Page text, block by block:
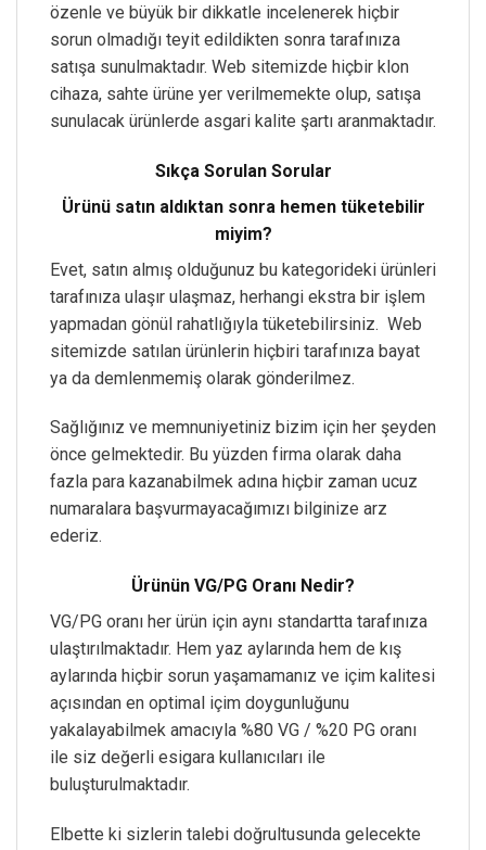
özenle ve büyük bir dikkatle incelenerek hiçbir
sorun olmadığı teyit edildikten sonra tarafınıza
satışa sunulmaktadır. Web sitemizde hiçbir klon
cihaza, sahte ürüne yer verilmemekte olup, satışa
sunulacak ürünlerde asgari kalite şartı aranmaktadır.
Sıkça Sorulan Sorular
Ürünü satın aldıktan sonra hemen tüketebilir
miyim?
Evet, satın almış olduğunuz bu kategorideki ürünleri
tarafınıza ulaşır ulaşmaz, herhangi ekstra bir işlem
yapmadan gönül rahatlığıyla tüketebilirsiniz. Web
sitemizde satılan ürünlerin hiçbiri tarafınıza bayat
ya da demlenmemiş olarak gönderilmez.
Sağlığınız ve memnuniyetiniz bizim için her şeyden
önce gelmektedir. Bu yüzden firma olarak daha
fazla para kazanabilmek adına hiçbir zaman ucuz
numaralara başvurmayacağımızı bilginize arz
ederiz.
Ürünün VG/PG Oranı Nedir?
VG/PG oranı her ürün için aynı standartta tarafınıza
ulaştırılmaktadır. Hem yaz aylarında hem de kış
aylarında hiçbir sorun yaşamamanız ve içim kalitesi
açısından en optimal içim doygunluğunu
yakalayabilmek amacıyla %80 VG / %20 PG oranı
ile siz değerli esigara kullanıcıları ile
buluşturulmaktadır.
Elbette ki sizlerin talebi doğrultusunda gelecekte